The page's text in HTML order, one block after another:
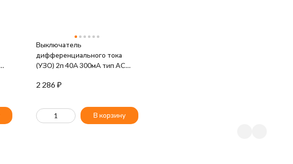
Выключатель
дифференциального тока
(УЗО) 2п 40А 300мА тип AC
2 286₽
В корзину